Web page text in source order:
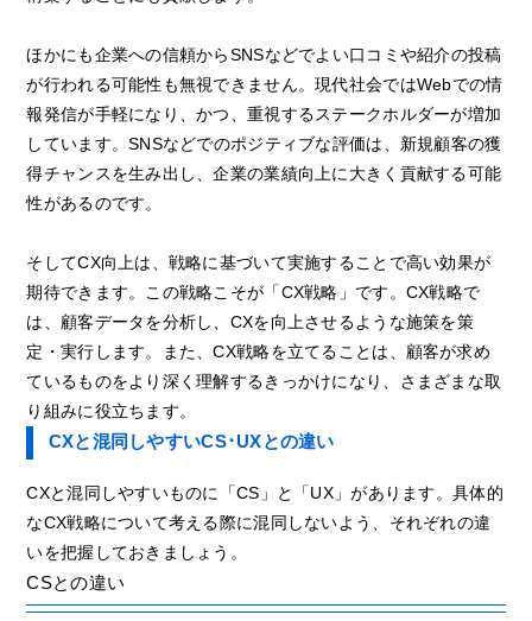
ほかにも企業への信頼からSNSなどでよい口コミや紹介の投稿
が行われる可能性も無視できません。現代社会ではWebでの情
報発信が手軽になり、かつ、重視するステークホルダーが増加
しています。SNSなどでのポジティブな評価は、新規顧客の獲
得チャンスを生み出し、企業の業績向上に大きく貢献する可能
性があるのです。
そしてCX向上は、戦略に基づいて実施することで高い効果が
期待できます。この戦略こそが「CX戦略」です。CX戦略で
は、顧客データを分析し、CXを向上させるような施策を策
定・実行します。また、CX戦略を立てることは、顧客が求め
ているものをより深く理解するきっかけになり、さまざまな取
り組みに役立ちます。
CXと混同しやすいCS･UXとの違い
CXと混同しやすいものに「CS」と「UX」があります。具体的
なCX戦略について考える際に混同しないよう、それぞれの違
いを把握しておきましょう。
CSとの違い